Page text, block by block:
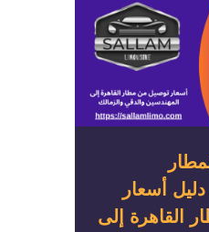
أسعار
القاهرة إلى